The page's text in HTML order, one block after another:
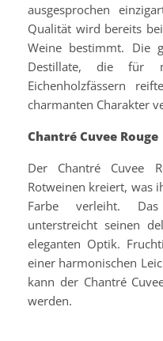
ausgesprochen
Qualität wird bereits
Weine bestimmt. Die
Destillate, die für
Eichenholzfässern
charmanten Charakter
Chantré Cuvee Rouge
Der Chantré Cuvee
Rotweinen kreiert, was
Farbe verleiht.
unterstreicht seinen
eleganten Optik.
einer harmonischen
kann der Chantré
werden.